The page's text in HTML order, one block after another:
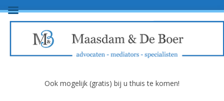
Ook mogelijk (gratis) bij u thuis te komen!